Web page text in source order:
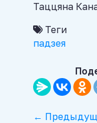
Таццяна
Теги
падзея
←